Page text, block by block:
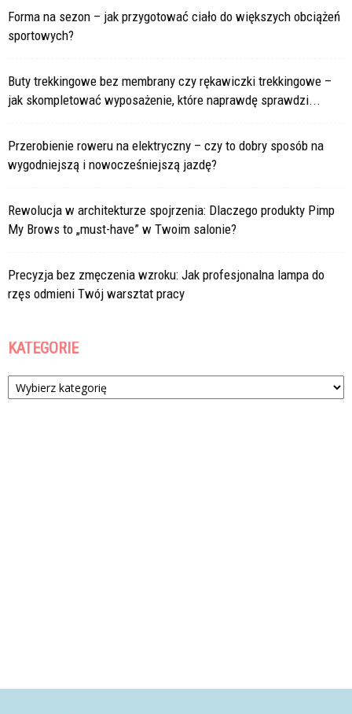
Forma na sezon – jak przygotować ciało do większych obciążeń
sportowych?
Buty trekkingowe bez membrany czy rękawiczki trekkingowe –
jak skompletować wyposażenie, które naprawdę sprawdzi...
Przerobienie roweru na elektryczny – czy to dobry sposób na
wygodniejszą i nowocześniejszą jazdę?
Rewolucja w architekturze spojrzenia: Dlaczego produkty Pimp
My Brows to „must-have” w Twoim salonie?
Precyzja bez zmęczenia wzroku: Jak profesjonalna lampa do
rzęs odmieni Twój warsztat pracy
KATEGORIE
Kategorie